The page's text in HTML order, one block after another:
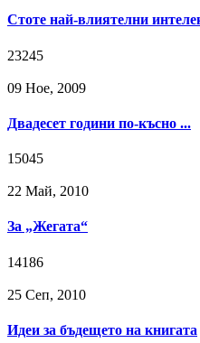
Стоте най-влиятелни
23245
09 Ное, 2009
Двадесет години по-късно ...
15045
22 Май, 2010
За „Жегата“
14186
25 Сeп, 2010
Идеи за бъдещето на книгата